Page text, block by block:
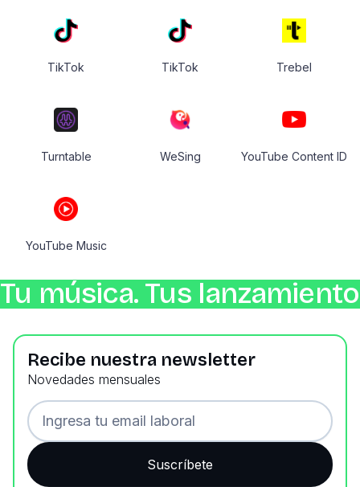
TikTok TikTok Trebel
Turntable WeSing YouTube Content ID
YouTube Music
Tu música. Tus
Recibe nuestra newsletter
Novedades mensuales